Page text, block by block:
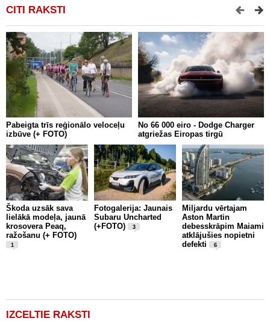
CITI RAKSTI
Pabeigta trīs reģionālo veloceļu
izbūve (+ FOTO)
No 66 000 eiro - Dodge Charger
atgriežas Eiropas tirgū
Škoda uzsāk sava
lielākā modeļa, jaunā
krosovera Peaq,
ražošanu (+ FOTO)
1
Fotogalerija: Jaunais
Subaru Uncharted
(+FOTO)
3
Miljardu vērtajam
Aston Martin
debesskrāpim Maiami
atklājušies nopietni
defekti
6
IZCELTIE RAKSTI